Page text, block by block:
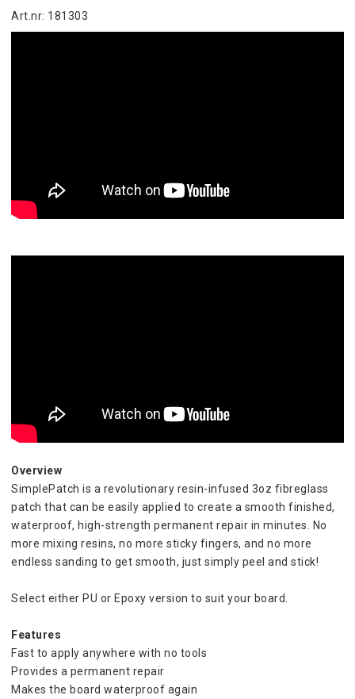
Art.nr: 181303
Overview
SimplePatch is a revolutionary resin-infused 3oz fibreglass
patch that can be easily applied to create a smooth finished,
waterproof, high-strength permanent repair in minutes. No
more mixing resins, no more sticky fingers, and no more
endless sanding to get smooth, just simply peel and stick!
Select either PU or Epoxy version to suit your board.
Features
Fast to apply anywhere with no tools
Provides a permanent repair
Makes the board waterproof again